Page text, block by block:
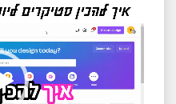
נגן
וידאו